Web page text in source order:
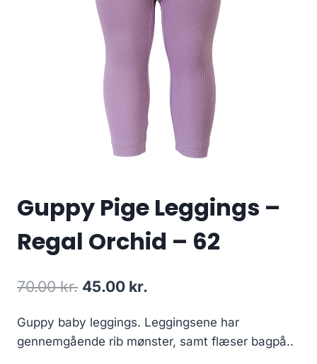
Guppy Pige Leggings –
Regal Orchid – 62
70.00kr. Original
was:
45.00 kr.
is:
Guppy baby leggings. Leggingsene har
gennemgående rib mønster, samt flæser bagpå..